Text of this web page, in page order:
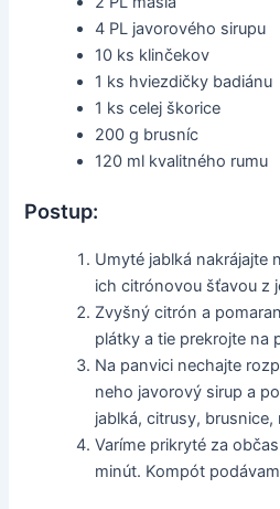
4 PL javorového sirupu
10 ks klinčekov
1 ks hviezdičky badiánu
1 ks celej škorice
200 g brusníc
120 ml kvalitného rumu
Postup:
Umyté jablká nakrájajte
ich citrónovou šťavou z
Zvyšný citrón a
plátky a tie prekrojte na
Na panvici nechajte
neho javorový sirup a
jablká, citrusy,
Varíme prikryté za
minút. Kompót